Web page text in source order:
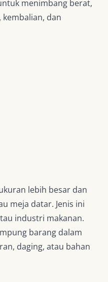
menimbang berat,
dan
lebih besar dan
meja datar. Jenis ini
industri makanan.
barang dalam
daging, atau bahan